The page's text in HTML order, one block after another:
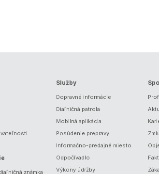
známka
Služby
Dopravné informácie
Diaľničná patrola
Mobilná aplikácia
Posúdenie prepravy
Informačno-predajné miesto
Odpočívadlo
Výkony údržby